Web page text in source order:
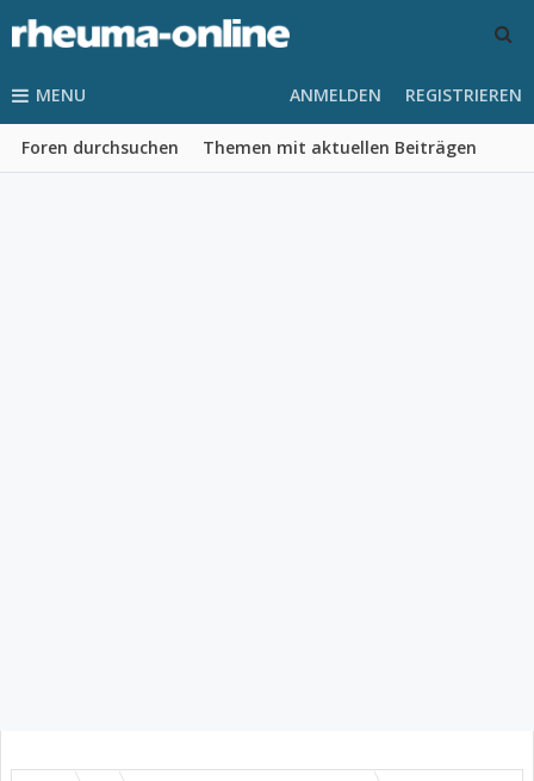
MENU
Foren durchsuchen Themen mit aktuellen Beiträgen
ANMELDEN REGISTRIEREN